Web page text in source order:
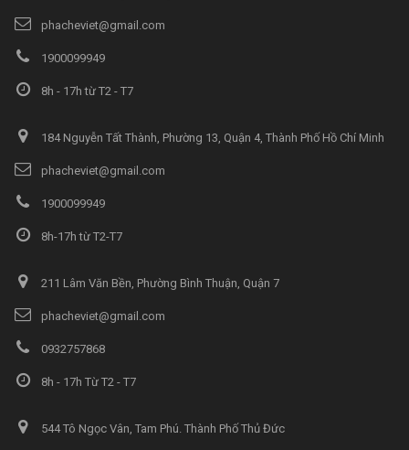
phacheviet@gmail.com
1900099949
8h - 17h từ T2 - T7
184 Nguyễn Tất Thành, Phường 13, Quận 4, Thành Phố Hồ Chí Minh
phacheviet@gmail.com
1900099949
8h-17h từ T2-T7
211 Lâm Văn Bền, Phường Bình Thuận, Quận 7
phacheviet@gmail.com
0932757868
8h - 17h Từ T2 - T7
544 Tô Ngọc Vân, Tam Phú. Thành Phố Thủ Đức